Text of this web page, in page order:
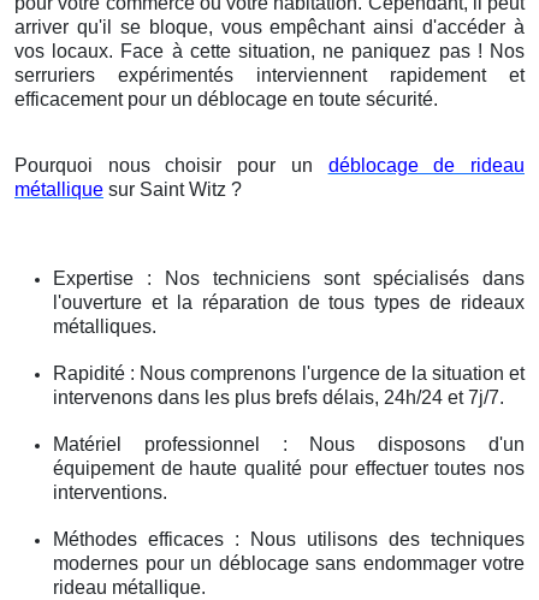
arriver qu'il se bloque, vous empêchant ainsi d'accéder à
vos locaux. Face à cette situation, ne paniquez pas ! Nos
serruriers expérimentés interviennent rapidement et
efficacement pour un déblocage en toute sécurité.
Pourquoi nous choisir pour un déblocage de rideau
métallique sur Saint Witz ?
Expertise : Nos techniciens sont spécialisés dans
l'ouverture et la réparation de tous types de rideaux
métalliques.
Rapidité : Nous comprenons l'urgence de la situation et
intervenons dans les plus brefs délais, 24h/24 et 7j/7.
Matériel professionnel : Nous disposons d'un
équipement de haute qualité pour effectuer toutes nos
interventions.
Méthodes efficaces : Nous utilisons des techniques
modernes pour un déblocage sans endommager votre
rideau métallique.